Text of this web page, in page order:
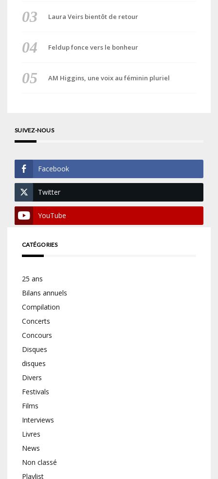
Laura Veirs bientôt de retour
Feldup fonce vers le bonheur
AM Higgins, une voix au féminin pluriel
SUIVEZ-NOUS
Facebook
Twitter
YouTube
CATÉGORIES
25 ans
Bilans annuels
Compilation
Concerts
Concours
Disques
disques
Divers
Festivals
Films
Interviews
Livres
News
Non classé
Playlist